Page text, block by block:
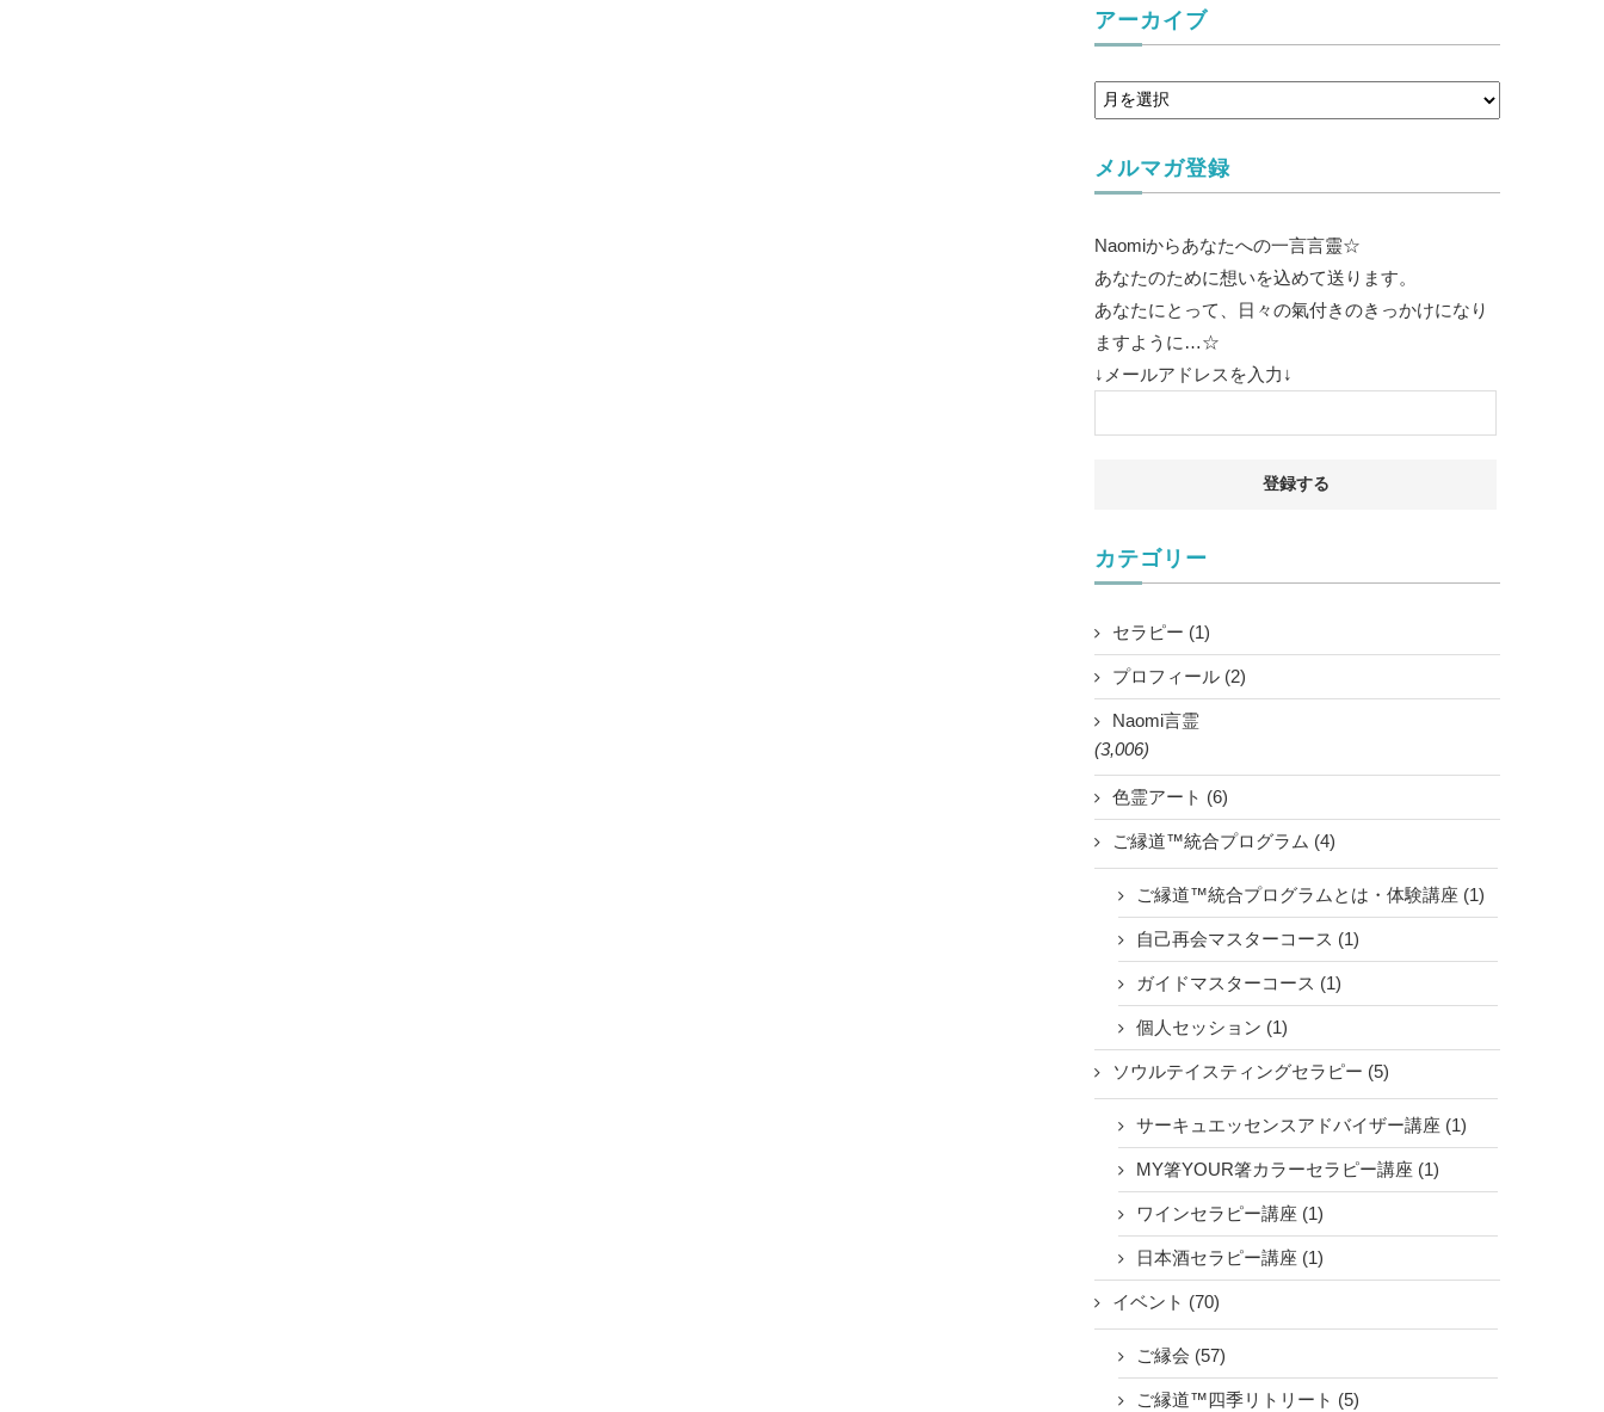
アーカイブ
メルマガ登録
Naomiからあなたへの一言言靈☆
あなたのために想いを込めて送ります。
あなたにとって、日々の氣付きのきっかけになり
ますように…☆
↓メールアドレスを入力↓
カテゴリー
セラピー (1)
プロフィール (2)
Naomi言霊
(3,006)
色霊アート (6)
ご縁道™統合プログラム (4)
ご縁道™統合プログラムとは・体験講座 (1)
自己再会マスターコース (1)
ガイドマスターコース (1)
個人セッション (1)
ソウルテイスティングセラピー (5)
サーキュエッセンスアドバイザー講座 (1)
MY箸YOUR箸カラーセラピー講座 (1)
ワインセラピー講座 (1)
日本酒セラピー講座 (1)
イベント (70)
ご縁会 (57)
ご縁道™四季リトリート (5)